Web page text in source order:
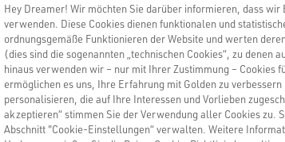
Hey Dreamer! Wir möchten Sie darüber informieren, dass
verwenden. Diese Cookies dienen funktionalen und
ordnungsgemäße Funktionieren der Website und werten
(dies sind die sogenannten „technischen Cookies“, zu denen
hinaus verwenden wir – nur mit Ihrer Zustimmung –
ermöglichen es uns, Ihre Erfahrung mit Golden zu
personalisieren, die auf Ihre Interessen und Vorlieben
akzeptieren“ stimmen Sie der Verwendung aller Cookies zu.
Abschnitt "Cookie-Einstellungen“ verwalten. Weitere